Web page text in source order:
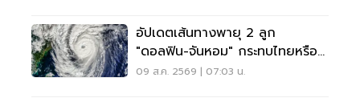
อัปเดตเส้นทางพายุ 2 ลูก
"ดอลฟิน-จันหอม" กระทบไทยหรือ
ไม่ เช็กเลย
09 ส.ค. 2569 | 07:03 น.